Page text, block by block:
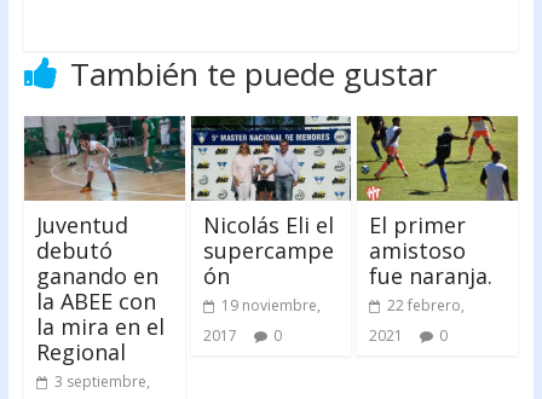
También te puede gustar
Juventud
debutó
ganando en
la ABEE con
la mira en el
Regional
3 septiembre,
Nicolás Eli el
supercampe
ón
19 noviembre,
2017
0
El primer
amistoso
fue naranja.
22 febrero,
2021
0